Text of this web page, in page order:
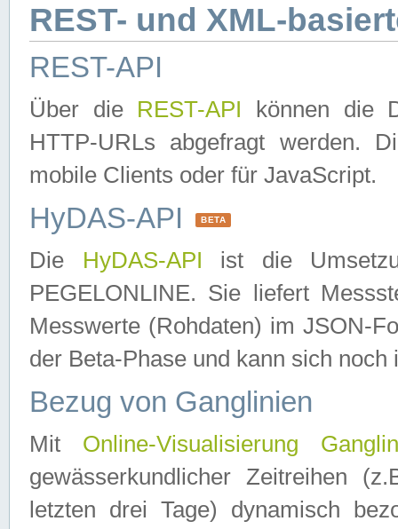
REST- und XML-
REST-API
Über die REST-API können die
HTTP-URLs abgefragt werden.
mobile Clients oder für JavaScript.
HyDAS-API BETA
Die HyDAS-API ist die
PEGELONLINE. Sie liefert
Messwerte (Rohdaten) im JSON-
der Beta-Phase und kann sich noch
Bezug von Ganglinien
Mit Online-Visualisierung
gewässerkundlicher Zeitreihen
letzten drei Tage) dynamisch